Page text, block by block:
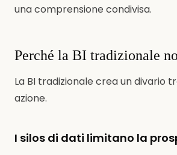
una comprensione condivisa.
Perché la BI tradizionale
La BI tradizionale crea un divario
azione.
I silos di dati limitano la